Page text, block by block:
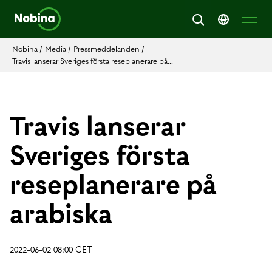
Nobina / Media / Pressmeddelanden /
Travis lanserar Sveriges första reseplanerare på...
Travis lanserar
Sveriges första
reseplanerare på
arabiska
2022-06-02 08:00 CET